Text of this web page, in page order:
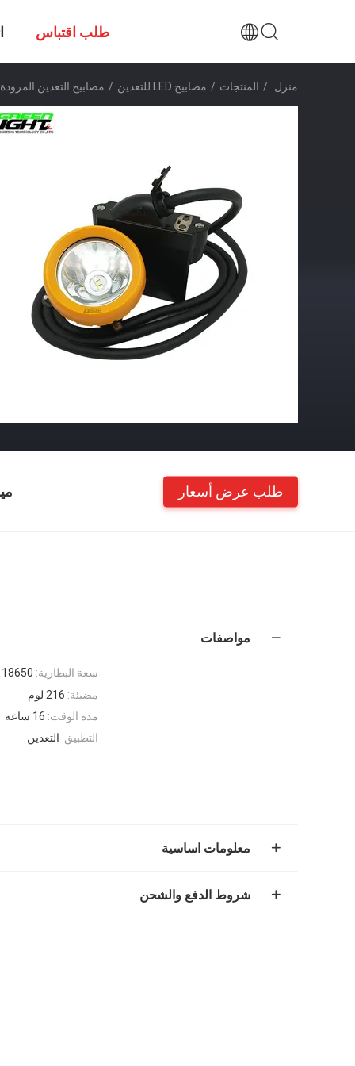
طلب اقتباس
منزل / المنتجات / مصابيح LED للتعدين / مصابيح التعدين
طلب عرض أسعار
مواصفات
سعة البطارية:
مضيئة: 216 لوم
مدة الوقت: 16 ساعة
التطبيق: التعدين
معلومات اساسية
شروط الدفع والشحن